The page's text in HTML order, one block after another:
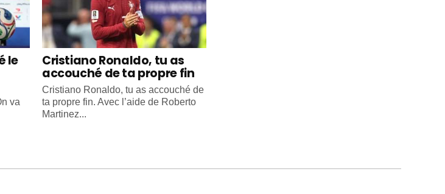
le
va
Cristiano Ronaldo, tu as
accouché de ta propre fin
Cristiano Ronaldo, tu as accouché de
ta propre fin. Avec l’aide de Roberto
Martinez...